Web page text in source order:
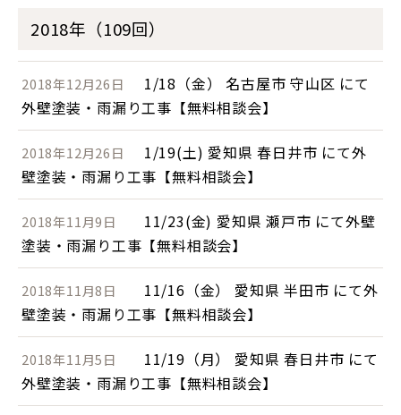
2018年（109回）
2018年12月26日
1/18（金） 名古屋市 守山区 にて
外壁塗装・雨漏り工事【無料相談会】
2018年12月26日
1/19(土) 愛知県 春日井市 にて外
壁塗装・雨漏り工事【無料相談会】
2018年11月9日
11/23(金) 愛知県 瀬戸市 にて外壁
塗装・雨漏り工事【無料相談会】
2018年11月8日
11/16（金） 愛知県 半田市 にて外
壁塗装・雨漏り工事【無料相談会】
2018年11月5日
11/19（月） 愛知県 春日井市 にて
外壁塗装・雨漏り工事【無料相談会】